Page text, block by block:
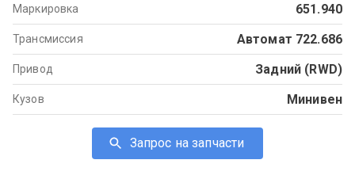
Маркировка 651.940
Трансмиссия Автомат 722.686
Привод Задний (RWD)
Кузов Минивен
Запрос на запчасти